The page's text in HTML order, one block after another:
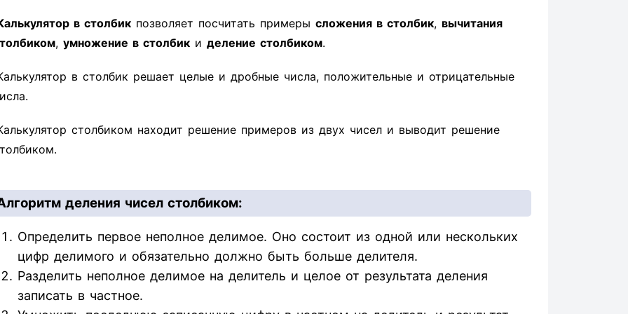
в столбик позволяет посчитать примеры сложения в столбик, вычитания
, умножение в столбик и деление столбиком.
в столбик решает целые и дробные числа, положительные и отрицательные
столбиком находит решение примеров из двух чисел и выводит решение
деления чисел столбиком:
Определить первое неполное делимое. Оно состоит из одной или нескольких
цифр делимого и обязательно должно быть больше делителя.
Разделить неполное делимое на делитель и целое от результата деления
записать в частное.